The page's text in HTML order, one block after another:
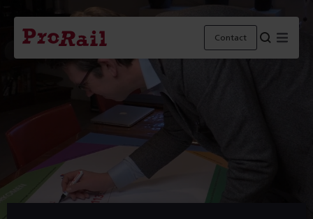
Navigatie
Homepage
ProRail
Contact